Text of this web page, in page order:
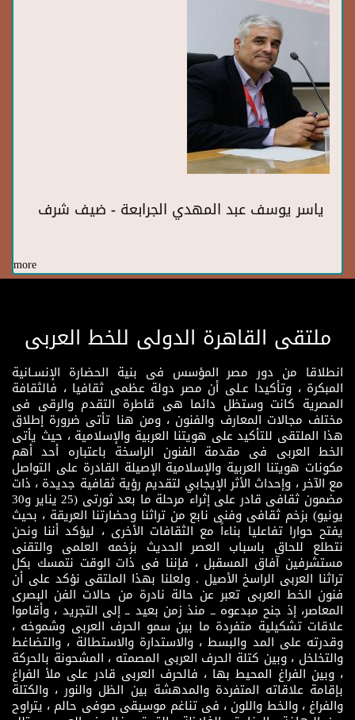
ياسر يوسف عبد المهدي الجرابعة - ضيف شرف
more
ملتقى القاهرة الدولى للخط العربى
انطلاقا من دور مصر المؤسس فى بنية الحضارة الإنسـانية
المبكرة ، وتأكيدا عـلى أن مصر دولة عظمى ثقافيا ، فالثقافة
المصرية كانت وستظل دائما هى قاطرة التقدم والرقى فى
مختلف مجالات المعارف والفنون ، ومن هنا تأتى ضرورة إطلاق
هذا الملتقى للتأكيد على هويتنا العربية والإسلامية ، حيث يأتى
الخط العربى فى مقدمة الفنون الراسخة باعتباره أحد أهم
مكونات هويتنا العربية والإسلامية الإصيلة القادرة على التواصل
مع الآخر ، وإحداث الأثر الإيجابي لتقديم رؤية ثقافية جديدة ، ذات
مضمون ثقافى قادر على إثراء مرحلة ما بعد ثورتى (25 يناير و30
يونيو) بزخم ثقافى وفنى نابع من تراثنا وحضارتنا العريقة ، بحيث
يفتح حوارا تفاعليا بناءاً مع الثقافات الأخرى ، ليؤكد أننا ونحن
نتطلع للحاق باسباب العصر الحديث بزخمه العلمى والتقنى
مستشرفين آفاق المسقبل ، فإننا فى ذات الوقت نتمسك بكل
تراثنا العربى الراسخ الأصيل . ولعلنا بهذا الملتقى نؤكد على أن
فنون الخط العربى تعبر عن حالة نادرة من حالات الفن البصرى
المعاصر، إذ جنح مبدعوه ــ منذ زمن بعيد ــ إلى التجريد ، وأقاموا
علاقات تشكيلية متفردة ما بين سمو الحرف العربى وشموخه ،
وقدرته على المد والبسط ، والاستدارة والاستطالة ، والتضاغط
والتخلخل ، وبين كتلة الحرف العربى المصمته ، المشحونة بالحركة
، وبين الفراغ المحيط بها ، فالحرف العربى قادر على ملأ الفراغ
بإقامة علاقاته المتفردة والمدهشة بين الظل والنور ، والكتلة
والفراغ ، والخط واللون ، فى تناغم موسيقى صوفى حالم ، يتراوح